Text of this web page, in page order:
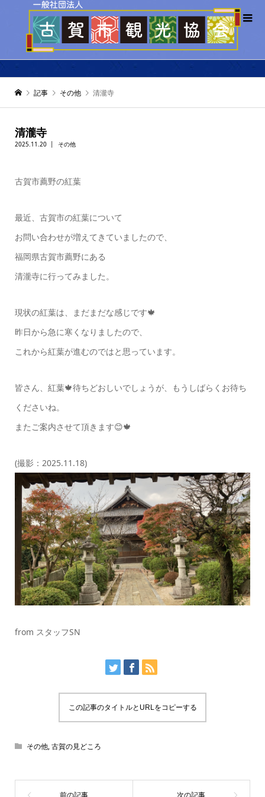
記事 その他 清瀧寺
清瀧寺
2025.11.20 その他
古賀市薦野の紅葉
最近、古賀市の紅葉について
お問い合わせが増えてきていましたので、
福岡県古賀市薦野にある
清瀧寺に行ってみました。
現状の紅葉は、まだまだな感じです🍁
昨日から急に寒くなりましたので、
これから紅葉が進むのではと思っています。
皆さん、紅葉🍁待ちどおしいでしょうが、もうしばらくお待ち
くださいね。
またご案内させて頂きます😊🍁
(撮影：2025.11.18)
from スタッフSN
この記事のタイトルとURLをコピーする
その他,古賀の見どころ